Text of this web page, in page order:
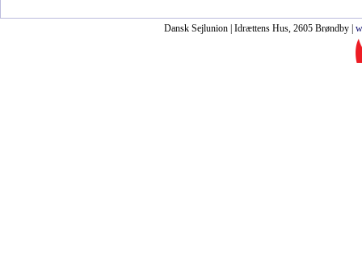
Dansk Sejlunion | Idrættens Hus, 2605 Brøndby |